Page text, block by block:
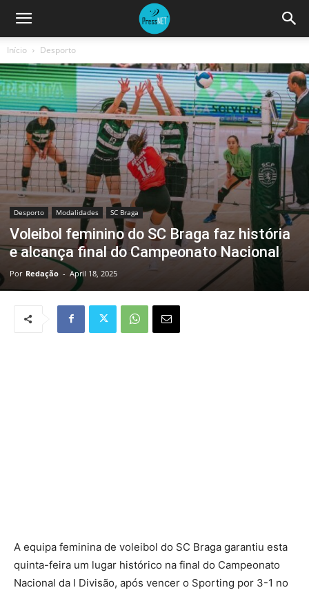
Início Desporto
Desporto Modalidades SC Braga
Voleibol feminino do SC Braga faz história
e alcança final do Campeonato Nacional
Por Redação - April 18, 2025
A equipa feminina de voleibol do SC Braga garantiu esta
quinta-feira um lugar histórico na final do Campeonato
Nacional da I Divisão, após vencer o Sporting por 3-1 no